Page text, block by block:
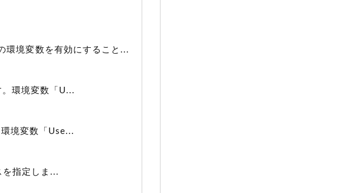
環境変数を有効にすること...
環境変数「U...
境変数「Use...
指定しま...